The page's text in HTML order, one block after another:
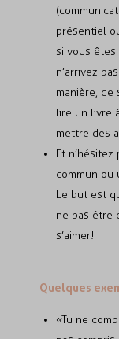
présentiel
si vous
n’arrivez
manière, de
lire un livre
mettre des
Et
commun ou
Le but est
ne pas être
s’aimer!
Quelques
«Tu ne